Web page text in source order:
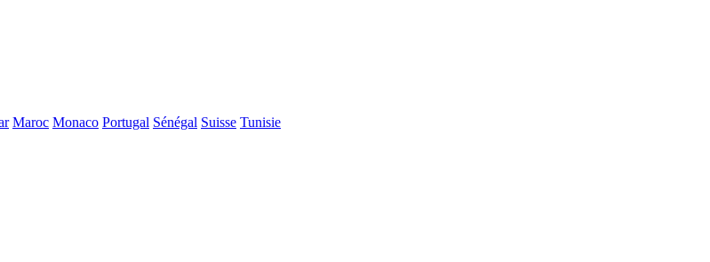
Maroc Monaco Portugal Sénégal Suisse Tunisie